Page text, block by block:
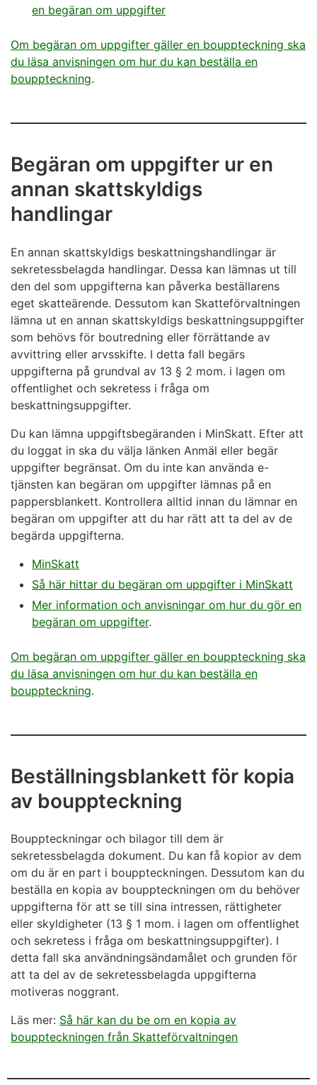
en begäran om uppgifter
Om begäran om uppgifter gäller en bouppteckning ska
du läsa anvisningen om hur du kan beställa en
bouppteckning.
Begäran om uppgifter ur en
annan skattskyldigs
handlingar
En annan skattskyldigs beskattningshandlingar är
sekretessbelagda handlingar. Dessa kan lämnas ut till
den del som uppgifterna kan påverka beställarens
eget skatteärende. Dessutom kan Skatteförvaltningen
lämna ut en annan skattskyldigs beskattningsuppgifter
som behövs för boutredning eller förrättande av
avvittring eller arvsskifte. I detta fall begärs
uppgifterna på grundval av 13 § 2 mom. i lagen om
offentlighet och sekretess i fråga om
beskattningsuppgifter.
Du kan lämna uppgiftsbegäranden i MinSkatt. Efter att
du loggat in ska du välja länken Anmäl eller begär
uppgifter begränsat. Om du inte kan använda e-
tjänsten kan begäran om uppgifter lämnas på en
pappersblankett. Kontrollera alltid innan du lämnar en
begäran om uppgifter att du har rätt att ta del av de
begärda uppgifterna.
MinSkatt
Så här hittar du begäran om uppgifter i MinSkatt
Mer information och anvisningar om hur du gör en
begäran om uppgifter.
Om begäran om uppgifter gäller en bouppteckning ska
du läsa anvisningen om hur du kan beställa en
bouppteckning.
Beställningsblankett för kopia
av bouppteckning
Bouppteckningar och bilagor till dem är
sekretessbelagda dokument. Du kan få kopior av dem
om du är en part i bouppteckningen. Dessutom kan du
beställa en kopia av bouppteckningen om du behöver
uppgifterna för att se till sina intressen, rättigheter
eller skyldigheter (13 § 1 mom. i lagen om offentlighet
och sekretess i fråga om beskattningsuppgifter). I
detta fall ska användningsändamålet och grunden för
att ta del av de sekretessbelagda uppgifterna
motiveras noggrant.
Läs mer: Så här kan du be om en kopia av
bouppteckningen från Skatteförvaltningen